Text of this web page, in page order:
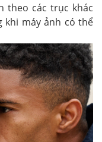
theo các trục khác
máy ảnh có thể